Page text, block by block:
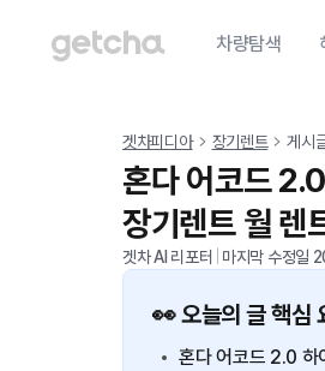
차량탐색
겟차피디아 장기렌트 게시
혼다 어코드
장기렌트 월 렌
겟차 AI 리포터 마지막 수정일
👀 오늘의 글 핵심
혼다 어코드 2.0 하